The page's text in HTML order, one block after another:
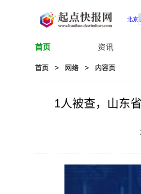
首页 资讯
首页 > 网络 > 内容页
1人被查，山东